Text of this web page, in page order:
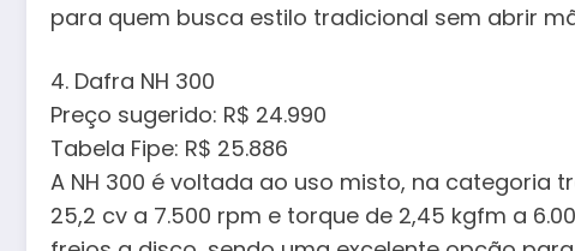
para quem busca estilo tradicional sem abrir
4. Dafra NH 300
Preço sugerido: R$ 24.990
Tabela Fipe: R$ 25.886
A NH 300 é voltada ao uso misto, na categoria
25,2 cv a 7.500 rpm e torque de 2,45 kgfm a